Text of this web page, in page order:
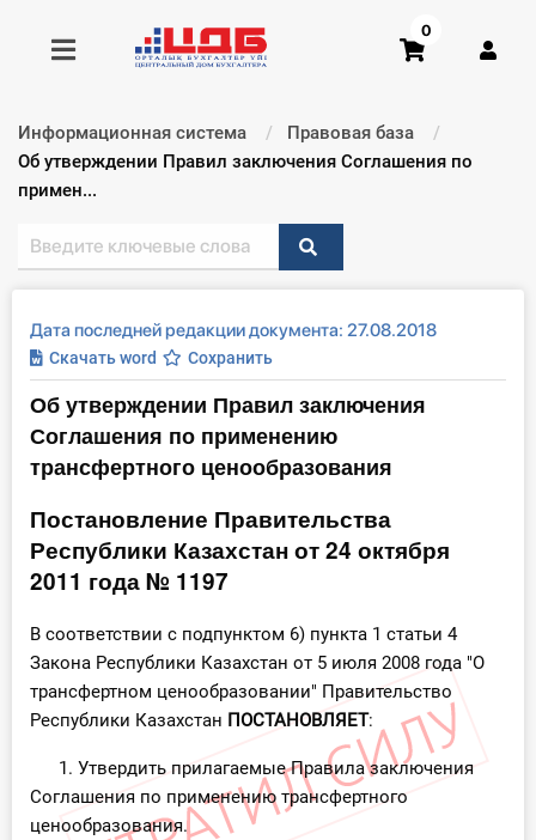
Получить консультацию
Главная ИС
Формы
Консультации
Правовая база
Библиотека бухгалтера
Инструменты
Вебинары
Справочник бухгалтера
Практика ИП
0
Информационная система
Правовая база
Текущий:
Об утверждении Правил заключения Соглашения по
примен...
Дата последней редакции документа: 27.08.2018
Скачать word Сохранить
Об утверждении Правил заключения
Соглашения по применению
трансфертного ценообразования
Постановление Правительства
Республики Казахстан от 24 октября
2011 года № 1197
В соответствии с подпунктом 6) пункта 1 статьи 4
Закона Республики Казахстан от 5 июля 2008 года "О
трансфертном ценообразовании" Правительство
Республики Казахстан ПОСТАНОВЛЯЕТ:
1. Утвердить прилагаемые Правила заключения
Соглашения по применению трансфертного
ценообразования.